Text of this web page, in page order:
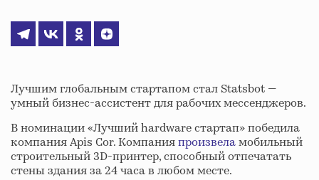
Лучшим глобальным стартапом стал Statsbot —
умный бизнес-ассистент для рабочих мессенджеров.
В номинации «Лучший hardware стартап» победила
компания Apis Cor. Компанияпроизвеламобильный
строительный 3D-принтер, способный отпечатать
стены здания за 24 часа в любом месте.